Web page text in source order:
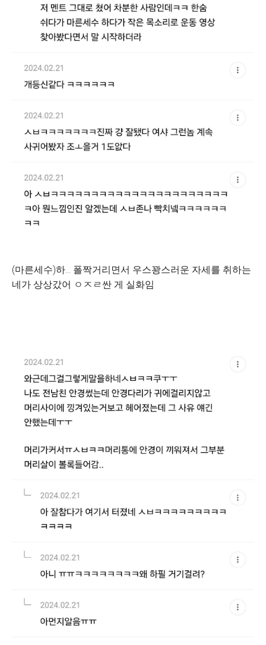
(마른세수)하... 폴짝거리면서 우스꽝스러운 자세를 취하는
네가 상상갔어 ㅇㅈㄹ싼 게 실화임